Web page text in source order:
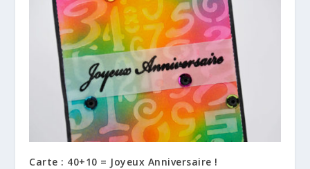
Carte : 40+10 = Joyeux Anniversaire !